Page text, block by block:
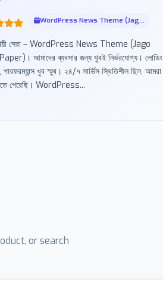
WordPress News Theme (Jag...
সেরা – WordPress News Theme (Jago
আমাদের ব্যবসার জন্য খুবই নির্ভরযোগ্য। লোডিং
পারফরম্যান্স খুব স্মুথ। ২৪/৭ সার্ভিস স্থিতিশীল ছিল, আমরা
পেরেছি। WordPress...
or search